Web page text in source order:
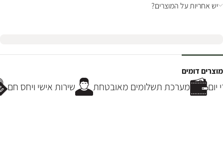
יש אחריות על המוצרים?
מוצרים דומים
שירות אישי ויחס חם מערכת תשלומים מאובטחת